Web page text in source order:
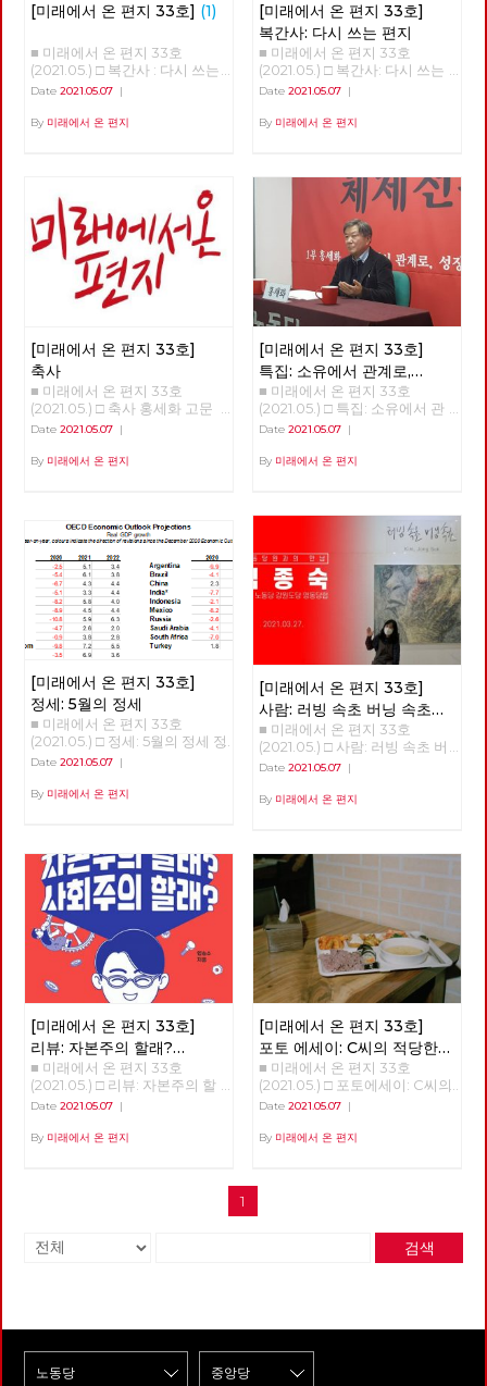
[미래에서 온 편지 33호] (1)
■ 미래에서 온 편지 33호
(2021.05.) □ 복간사 : 다시 쓰는
편지 □ 축사 □ 특집 : 소유에서
세 : 5월의 정세 □ 사람 : 러빙 속
■ 편집위원: 김석정, 나도원, 안
보영, 이용규, 적야, 현린
Date 2021.05.07 |
By 미래에서 온 편지
[미래에서 온 편지 33호]
복간사: 다시 쓰는 편지
■ 미래에서 온 편지 33호
(2021.05.) □ 복간사: 다시 쓰는
편지 노동당 기관지 [미래에서
6월 32호 이후 5년 만의 복간입
사회주의를 향한 노동당의 사유
를 다시 모아 내고 실천을 이어
간다는 것입니다. 끊어졌던 편지
를 다시 쓴다는 것은 끊어졌던
선을 다시 잇는다는 것입니다.
흩어져 있던 점들을 이어 다시
광장을 연다는 것입니다. 모두
가 쓸모 없다며 사회주의라는 과
거를 폐기하지만, 불가능하다며
사회주의라는 미래를 포기하지
만, 그리하여 자본주의라는 반인
간적, 반민주적, 반사회적 체제
속에 안주하지만, 노동당은 다릅
니다. 노동당은 다른 시간에 대
한 사유를 놓지 않습니다. 노동
당은 다른 공간을 위한 실천을
놓지 않습니다. 선이 끊어질 때,
점들은 고립되고 마침내 소멸합
다. 당원과 당원 사이의 선, 지역
과 지역 사이의 선, 당 안과 밖 사
이의 선, 그리고 과거와 현재, 미
래와 현재 사이의 선들을 이어
활성화할 때, 노동당의 광장 또
한 다시 열리고 다시 확장해 갈
것입니다. 어려운 조건이지만,
김석정, 나도원, 안보영, 이용규,
적야, 현린 6인의 편집위원이 우
선 시작합니다. 이갑용, 임수태,
홍세화 고문과 김일규, 김종숙
동지를 비롯한 당원들이 함께 해
주셨습니다. 덕분에 [미래에서
온 편지] 복간호인 33호를 시작
할 수 있었습니다. 앞으로 더 많
리라 믿습니다. 고맙습니다. 현
Date 2021.05.07|
By 미래에서 온 편지
[미래에서 온 편지 33호]
축사
■ 미래에서 온 편지 33호
(2021.05.) □ 축사 홍세화 고문
안녕하세요? 노동당 기관지 <
(온라인) 발간을 당원 여러분과
상에 알리는 장으로, 또한 우리
함께 학습하고 토론하는 텃밭으
로 활용되기를 바랍니다. “조직
하라, 학습하라, 선전(홍보)하
라”는 세월의 흐름 속에서도 결
코 시들 수 없는 명제입니다. 어
려운 시절을 보내고 또 보냈습니
다. 시지프스가 바위를 다시 끌
마음가짐으로 <미래에서 온 편
지>와 함께 하기 바랍니다. 임수
태 고문 ‘미래에서 온 편지’가
복간된다니 기쁩니다. 기관지가
당원들의 마음을 이어주는 다리
가 되고 침체된 당의 분위기를
깨뜨리는 활력소가 되어주었으
는 불평등과 환경 파괴, 기후 위
기 등은 자본주의 체제가 더 이
상 지속 가능하지 않다는 경고입
니다. 하지만 대한민국에서 자본
주의를 극복하지 않으면 안 된다
는 입장을 분명히 밝히고 있는
공당은 우리 노동당 밖에 없습니
다. 이런 이유 하나만으로도 우
리 노동당의 존재 이유는 충분하
다고 생각합니다. 기관지가 우리
노동당의 존재 이유를 증명하는
데 큰 역할을 해 주기를 바랍니
다. 이갑용 고문 노동당 기관지
복간을 바라 보며, 당대표 시절
'미래에서 온 편지'를 폐간하면
기관지를 재정 문제로 폐간을 하
책들마저도 둘 공간이 없어 폐기
이기에 지키는 것은 어렵지 않으
리라 생각합니다. 앞장서 복간을
준비하신 동지들의 노고에 감사
Date 2021.05.07 |
By 미래에서 온 편지
[미래에서 온 편지 33호]
특집: 소유에서 관계로,
성장에서 성숙으로
■ 미래에서 온 편지 33호
(2021.05.) □ 특집: 소유에서 관
계로, 성장에서 성숙으로 홍세화
관계로, 성장에서 성숙으로> 오
개념에서 벗어나고, 인간과 인간
사이는 물론 인간과 자연 사이의
관계를 재구성해야 한다는 의미
이다. 한국 사회에서 우리의 모
든 목표는 성장이었다. 우리 의
식을 지배하는 '소유와 성장'을
넘어 '관계와 성숙'이라는 개념
으로 변혁해야 한다. 해방의 조
건은 관계의 성숙 한국 사회는
총체적 위기에 몰려 있다. 이 위
기는 임계점에 가까이 왔다. 두
가지 위기가 있다. 자연과 기후
의 생태적 위기, 그리고 기술 혁
명으로 인한 체제 자체의 위기
다. 곧 인간이 통제할 수 없는 세
상이 올 것이다. ‘좀비’와 같은 처
지로 인간이 전락할 지도 모른
다. 통제할 수 없는 세상에서 인
것이다. <1984>와 <멋진 신세계
>의 제조되는 인간상, 그 세상이
얼마 남지 않았다. 학자들은 거
기까지 10~20년을 말한다. ‘정
권이 아니라 체제를 바꿔야 한
다’는 우리 당의 모토는 그래서
의미가 있다. 그런데도 우리는
아직 자본주의 체제가 강요한 소
유의 문제에서 전혀 벗어나지 못
한 현실에 있다. 노예의 반란이
성공해도 주인만 바뀔 뿐이지 노
예는 노예로 남는다. 지난날 촛
불 혁명에 이은 오늘 정치 현실
을 보라. 이런 현실을 기대한 것
인가. ‘노예’를 ‘인민’으로 바꾸어
금까지 계속 혁명과 투쟁을 말해
다. 소유는 주체와 객체를 필연
적으로 구분하고 객체를 타자화
지 않는가? 그리하여 우리는 해
방의 조건을 이제 '소유와 성
장'이 아닌 '관계의 성숙'으로 재
Date 2021.05.07|
By 미래에서 온 편지
[미래에서 온 편지 33호]
정세: 5월의 정세
■ 미래에서 온 편지 33호
(2021.05.) □ 정세: 5월의 정세 정
세 (1) - '경제회복'의 뒤에 가려진
께 번지기 시작한 코로나19 바이
던 것들을 보이도록 만들기도 했
다. 또한, 리오데자네이로에서의
나비의 날갯짓이 만든 미국의 허
리케인과도 같은 의외의 변화를
일으키기도 했다. 아직도 미래에
대한 불확실성이 사라졌다고 할
수는 없지만, 분명 지난 일년 반
정도의 시간 동안 바이러스 자체
에 대한 지식은 늘어났으며, 완
전하다고 할 수는 없지만 예방백
신과 치료제들이 만들어졌다. 또
한, 어떤 방역체계가 잘 작동하
는지 아닌지를 판별할 수 있는
경험들도 쌓이기 시작했다. 그와
함께, 이 바이러스의 창궐이 우
하는 점에 대한 단초들도 보이기
역의 성공 정도를 경제성장률이
표였고, 아직도 국가별 질병의
확산 정도를 나타낼 때 이런 지
표를 사용하고 있다. 다만, 시간
Date 2021.05.07 |
By 미래에서 온 편지
[미래에서 온 편지 33호]
사람: 러빙 속초 버닝 속초
‘김종숙’
■ 미래에서 온 편지 33호
(2021.05.) □ 사람: 러빙 속초 버
닝 속초 ‘김종숙’ 지난 3월, 서
서 화가이자 노동당 당원이신 김
시회를 찾아, 김종숙 동지와 속
깊은 인터뷰를 진행했습니다.
Date 2021.05.07|
By 미래에서 온 편지
[미래에서 온 편지 33호]
리뷰: 자본주의 할래?
사회주의 할래?
■ 미래에서 온 편지 33호
(2021.05.) □ 리뷰: 자본주의 할
래? 사회주의 할래? 자본주의와
입문서 자본주의와 사회주의.
떤 체제가 더 바람직한가? 그리
고 그 이유는 무엇인가? 이 질문
작가의 『자본주의 할래? 사회
자본주의와 사회주의를 대변하
Date 2021.05.07 |
By 미래에서 온 편지
[미래에서 온 편지 33호]
포토 에세이: C씨의 적당한
식단
■ 미래에서 온 편지 33호
(2021.05.) □ 포토에세이: C씨의
적당한 식단 그는 한 동안 구로
있었습니다. 건설기계 자격증을
도 나라에서 주는 카드로 식권을
받아 언젠간 나도 고급 노동자가
었습니다. '이게 내 삶에 도움이
지, 죽을 수도 있을거야.' 등의 생
Date 2021.05.07|
By 미래에서 온 편지
1
검색